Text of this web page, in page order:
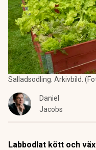
Salladsodling. Arkivbild.
Daniel
Jacobs
Labbodlat kött och